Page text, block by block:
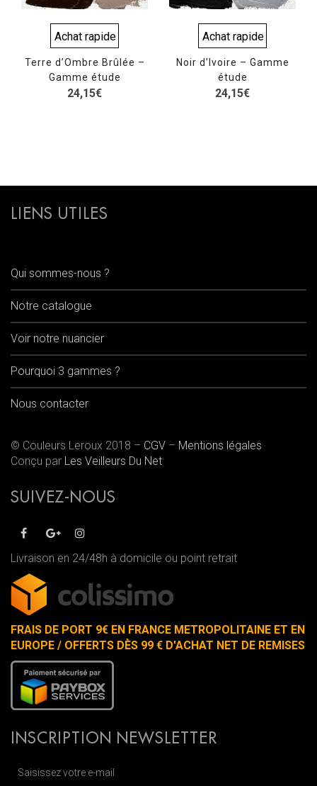
Achat rapide
Terre d’Ombre Brûlée –
Gamme étude
24,15€
Achat rapide
Noir d’Ivoire – Gamme
étude
24,15€
LIENS UTILES
Qui sommes-nous ?
Notre catalogue
Voir notre nuancier
Pourquoi 3 gammes ?
Nous contacter
© Couleurs Leroux 2018 – CGV – Mentions légales
Conçu par Les Veilleurs Du Net
SUIVEZ-NOUS
Livraison en 24/48h à domicile ou point retrait
FRAIS DE PORT 9€ EN FRANCE METROPOLITAINE ET EN
EUROPE / OFFERTS DÈS 99 € D'ACHAT NET DE REMISES
INSCRIPTION NEWSLETTER